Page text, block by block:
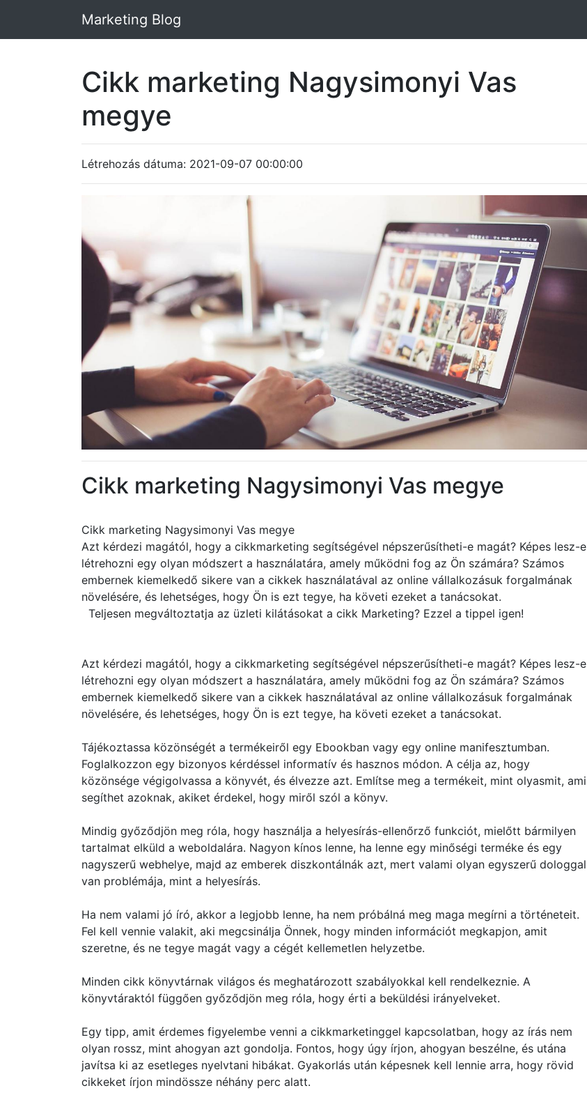
Marketing Blog
Cikk marketing Nagysimonyi Vas
megye
Létrehozás dátuma: 2021-09-07 00:00:00
Cikk marketing Nagysimonyi Vas megye
Cikk marketing Nagysimonyi Vas megye
Azt kérdezi magától, hogy a cikkmarketing segítségével népszerűsítheti-e magát? Képes lesz-e
létrehozni egy olyan módszert a használatára, amely működni fog az Ön számára? Számos
embernek kiemelkedő sikere van a cikkek használatával az online vállalkozásuk forgalmának
növelésére, és lehetséges, hogy Ön is ezt tegye, ha követi ezeket a tanácsokat.
Teljesen megváltoztatja az üzleti kilátásokat a cikk Marketing? Ezzel a tippel igen!
Azt kérdezi magától, hogy a cikkmarketing segítségével népszerűsítheti-e magát? Képes lesz-e
létrehozni egy olyan módszert a használatára, amely működni fog az Ön számára? Számos
embernek kiemelkedő sikere van a cikkek használatával az online vállalkozásuk forgalmának
növelésére, és lehetséges, hogy Ön is ezt tegye, ha követi ezeket a tanácsokat.
Tájékoztassa közönségét a termékeiről egy Ebookban vagy egy online manifesztumban.
Foglalkozzon egy bizonyos kérdéssel informatív és hasznos módon. A célja az, hogy
közönsége végigolvassa a könyvét, és élvezze azt. Említse meg a termékeit, mint olyasmit, ami
segíthet azoknak, akiket érdekel, hogy miről szól a könyv.
Mindig győződjön meg róla, hogy használja a helyesírás-ellenőrző funkciót, mielőtt bármilyen
tartalmat elküld a weboldalára. Nagyon kínos lenne, ha lenne egy minőségi terméke és egy
nagyszerű webhelye, majd az emberek diszkontálnák azt, mert valami olyan egyszerű dologgal
van problémája, mint a helyesírás.
Ha nem valami jó író, akkor a legjobb lenne, ha nem próbálná meg maga megírni a történeteit.
Fel kell vennie valakit, aki megcsinálja Önnek, hogy minden információt megkapjon, amit
szeretne, és ne tegye magát vagy a cégét kellemetlen helyzetbe.
Minden cikk könyvtárnak világos és meghatározott szabályokkal kell rendelkeznie. A
könyvtáraktól függően győződjön meg róla, hogy érti a beküldési irányelveket.
Egy tipp, amit érdemes figyelembe venni a cikkmarketinggel kapcsolatban, hogy az írás nem
olyan rossz, mint ahogyan azt gondolja. Fontos, hogy úgy írjon, ahogyan beszélne, és utána
javítsa ki az esetleges nyelvtani hibákat. Gyakorlás után képesnek kell lennie arra, hogy rövid
cikkeket írjon mindössze néhány perc alatt.